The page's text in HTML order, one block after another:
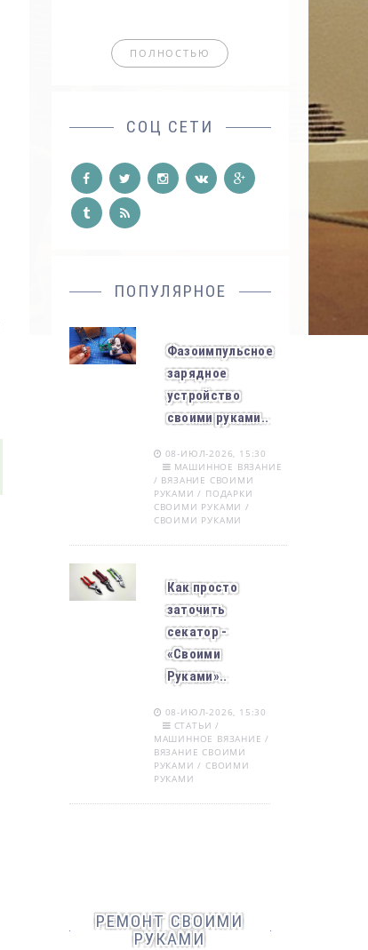
ПОЛНОСТЬЮ
СОЦ СЕТИ
ПОПУЛЯРНОЕ
Фазоимпульсное
зарядное
устройство
своими руками..
08-ИЮЛ-2026, 15:30
МАШИННОЕ ВЯЗАНИЕ
/ ВЯЗАНИЕ СВОИМИ
РУКАМИ / ПОДАРКИ
СВОИМИ РУКАМИ /
СВОИМИ РУКАМИ
Как просто
заточить
секатор -
«Своими
Руками»..
08-ИЮЛ-2026, 15:30
СТАТЬИ /
МАШИННОЕ ВЯЗАНИЕ /
ВЯЗАНИЕ СВОИМИ
РУКАМИ / СВОИМИ
РУКАМИ
РЕМОНТ СВОИМИ
РУКАМИ